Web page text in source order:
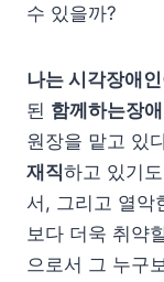
수 있을까?
나는 시각장애인
된 함께하는장
원장을 맡고 있
재직하고 있기
서, 그리고 열악
보다 더욱 취약
으로서 그 누구